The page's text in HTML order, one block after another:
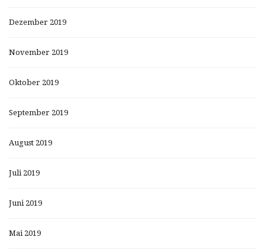
Dezember 2019
November 2019
Oktober 2019
September 2019
August 2019
Juli 2019
Juni 2019
Mai 2019